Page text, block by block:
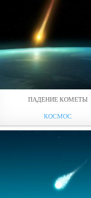
ПАДЕНИЕ КОМЕТЫ
КОСМОС